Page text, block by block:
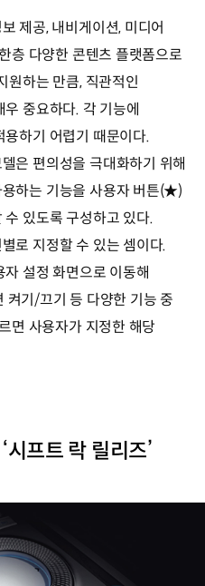
제공, 내비게이션, 미디어
층 다양한 콘텐츠 플랫폼으로
원하는 만큼, 직관적인
중요하다. 각 기능에
하기 어렵기 때문이다.
은 편의성을 극대화하기 위해
하는 기능을 사용자 버튼(★)
있도록 구성하고 있다.
로 지정할 수 있는 셈이다.
설정 화면으로 이동해
켜기/끄기 등 다양한 기능 중
면 사용자가 지정한 해당
프트 락 릴리즈’